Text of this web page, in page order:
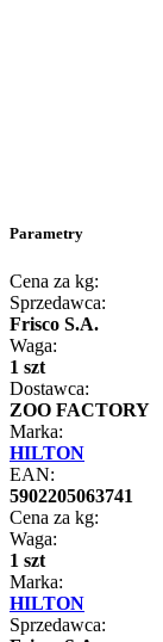
Parametry
Cena za kg:
Sprzedawca:
Frisco S.A.
Waga:
1 szt
Dostawca:
ZOO FACTORY
Marka:
HILTON
EAN:
5902205063741
Cena za kg:
Waga:
1 szt
Marka:
HILTON
Sprzedawca: